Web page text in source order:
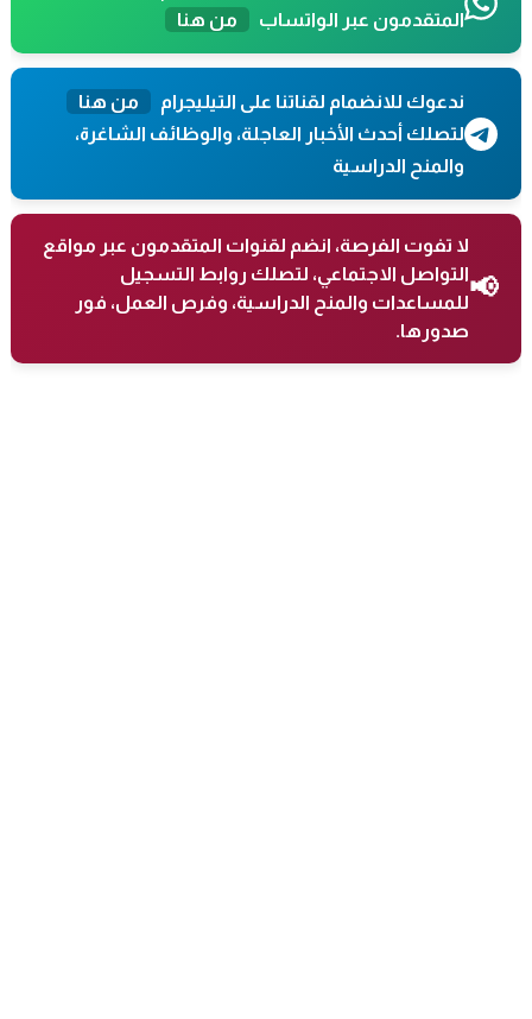
المتقدمون عبر الواتساب
من هنا
ندعوك للانضمام لقناتنا على التيليجرام
من هنا
لتصلك أحدث الأخبار العاجلة، والوظائف الشاغرة،
والمنح الدراسية
📢
لا تفوت الفرصة، انضم لقنوات المتقدمون عبر مواقع
التواصل الاجتماعي، لتصلك روابط التسجيل
للمساعدات والمنح الدراسية، وفرص العمل، فور
صدورها.